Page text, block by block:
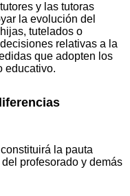
y las tutoras
la evolución del
tutelados o
relativas a la
que adopten los
educativo.
la pauta
profesorado y demás